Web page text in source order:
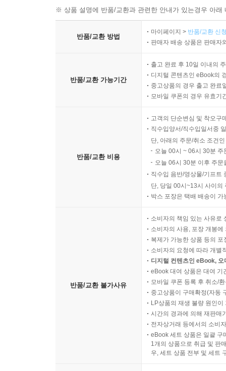
※ 상품 설명에 반품/교환과 관련한 안내가 있는경우 아
반품/교환 방법
마이페이지 > 반품/교환 신
판매자 배송 상품은 판매자
반품/교환 가능기간
출고 완료 후 10일 이내의
디지털 콘텐츠인 eBook의
중고상품의 경우 출고 완료
모바일 쿠폰의 경우 유효기
반품/교환 비용
고객의 단순변심 및 착오구
직수입양서/직수입일서중
단, 아래의 주문/취소 조건
오늘 00시 ~ 06시 30분
오늘 06시 30분 이후 주
직수입 음반/영상물/기프트
단, 당일 00시~13시 사이의
박스 포장은 택배 배송이
반품/교환 불가사유
소비자의 책임 있는 사유로
소비자의 사용, 포장 개봉
복제가 가능한 상품 등의
소비자의 요청에 따라 개별
디지털 컨텐츠인 eBook,
eBook 대여 상품은 대여 기
모바일 쿠폰 등록 후 취소/
중고상품이 구매확정(자동
LP상품의 재생 불량 원인
시간의 경과에 의해 재판매
전자상거래 등에서의 소비
eBook 세트 상품은 일괄 구
1개의 상품으로 취급 및 판
우, 세트 상품 전부 및 세트